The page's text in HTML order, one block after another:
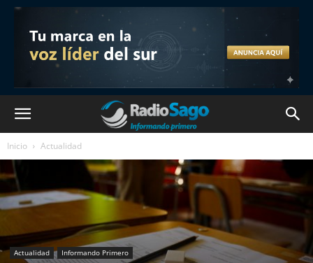
Inicio Actualidad
Actualidad Informando Primero